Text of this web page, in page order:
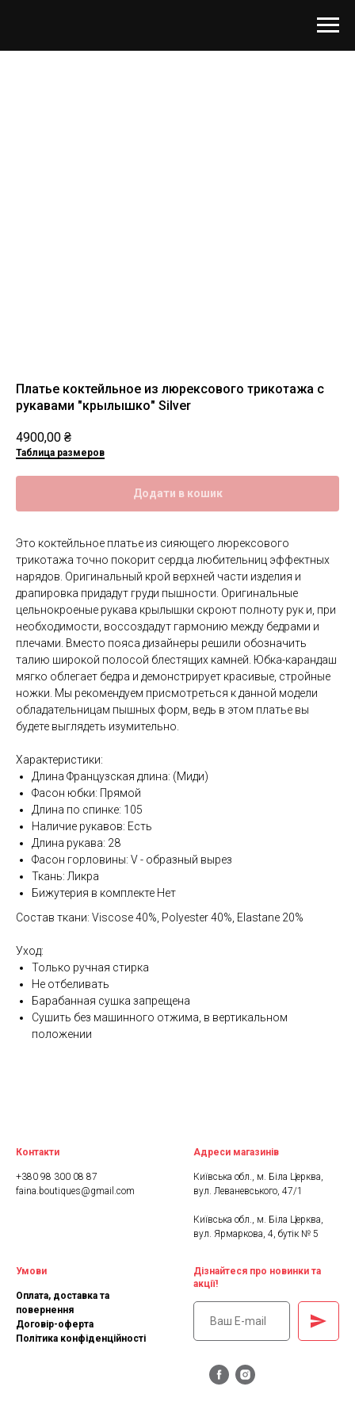
Платье коктейльное из люрексового трикотажа с
рукавами "крылышко" Silver
4900,00 ₴
Таблица размеров
Додати в кошик
Это коктейльное платье из сияющего люрексового
трикотажа точно покорит сердца любительниц эффектных
нарядов. Оригинальный крой верхней части изделия и
драпировка придадут груди пышности. Оригинальные
цельнокроеные рукава крылышки скроют полноту рук и, при
необходимости, воссоздадут гармонию между бедрами и
плечами. Вместо пояса дизайнеры решили обозначить
талию широкой полосой блестящих камней. Юбка-карандаш
мягко облегает бедра и демонстрирует красивые, стройные
ножки. Мы рекомендуем присмотреться к данной модели
обладательницам пышных форм, ведь в этом платье вы
будете выглядеть изумительно.
Характеристики:
Длина Французская длина: (Миди)
Фасон юбки: Прямой
Длина по спинке: 105
Наличие рукавов: Есть
Длина рукава: 28
Фасон горловины: V - образный вырез
Ткань: Ликра
Бижутерия в комплекте Нет
Состав ткани: Viscose 40%, Polyester 40%, Elastane 20%
Уход:
Только ручная стирка
Не отбеливать
Барабанная сушка запрещена
Сушить без машинного отжима, в вертикальном
положении
Контакти
+380 98 300 08 87
faina.boutiques@gmail.com
Адреси магазинів
Київська обл., м. Біла Церква,
вул. Леваневського, 47/1
Київська обл., м. Біла Церква,
вул. Ярмаркова, 4, бутік № 5
Умови
Оплата, доставка та
повернення
Договір-оферта
Політика конфіденційності
Дізнайтеся про новинки та
акції!